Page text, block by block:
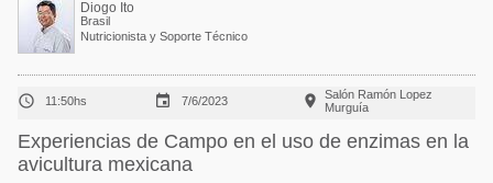
Diogo Ito
Brasil
Nutricionista y Soporte Técnico
 11:50hs  7/6/2023 
Salón Ramón Lopez
Murguía
Experiencias de Campo en el uso de enzimas en la
avicultura mexicana